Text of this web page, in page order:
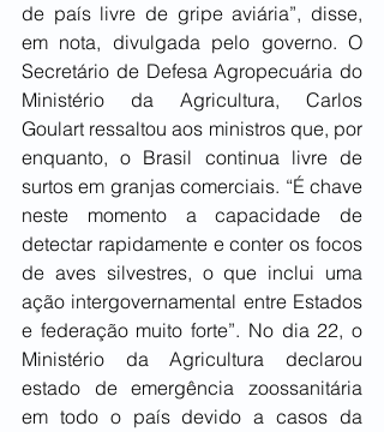
de país livre de gripe aviária”, disse,
em nota, divulgada pelo governo. O
Secretário de Defesa Agropecuária do
Ministério da Agricultura, Carlos
Goulart ressaltou aos ministros que, por
enquanto, o Brasil continua livre de
surtos em granjas comerciais. “É chave
neste momento a capacidade de
detectar rapidamente e conter os focos
de aves silvestres, o que inclui uma
ação intergovernamental entre Estados
e federação muito forte”. No dia 22, o
Ministério da Agricultura declarou
estado de emergência zoossanitária
em todo o país devido a casos da